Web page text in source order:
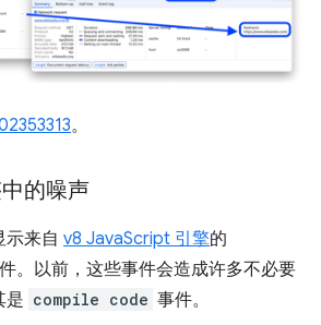
。
的噪声
示来自 v8 JavaScript 引擎的
。以前，这些事件会造成许多不必要
是 compile code 事件。